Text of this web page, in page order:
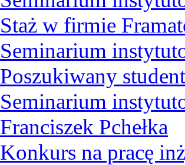
Staż w firmie
Seminarium
Poszukiwany
Seminarium
Franciszek Pchełka
Konkurs na pracę